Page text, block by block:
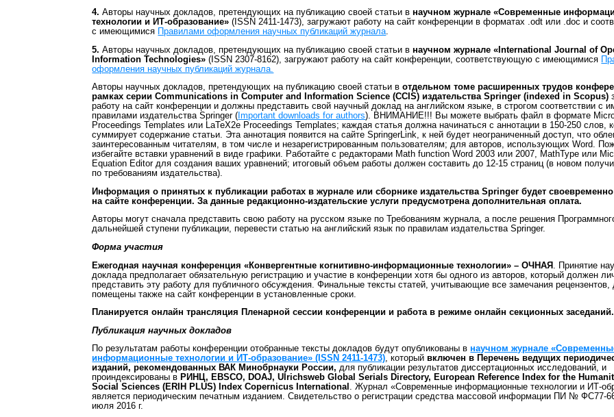
4. Авторы научных докладов, претендующих на публикацию своей статьи внаучном журнале «Современные
технологии и ИТ-образование» (ISSN 2411-1473), загружают работу на сайт конференции в форматах .odt или .doc и
с имеющимися
Правилами оформления научных публикаций журнала.
5.Авторы научных докладов, претендующих на публикацию своей статьи внаучном журнале «International Journal of
Information Technologies»(ISSN 2307-8162), загружают работу на сайт конференции, соответствующую с имеющимися
оформления научных публикаций журнала.
Авторы научных докладов, претендующих на публикацию своей статьи вотдельном томе расширенных трудов
рамках серии Communications in Computer and Information Science (CCIS) издательства Springer (indexed in Scopus)
работу на сайт конференции и должны представить свой научный доклад на английском языке, в строгом соответствии с
правилами издательства Springer ( Important downloads for authors). ВНИМАНИЕ!!! Вы можете выбрать файл в формате
Proceedings Templates или LaTeX2e Proceedings Templates; каждая статья должна начинаться с аннотации в 150-250 слов,
суммирует содержание статьи. Эта аннотация появится на сайте SpringerLink, к ней будет неограниченный доступ, что
заинтересованным читателям, в том числе и незарегистрированным пользователям; для авторов, использующих Word.
избегайте вставки уравнений в виде графики. Работайте с редакторами Math function Word 2003 или 2007, MathType или
Equation Editor для создания ваших уравнений; итоговый объем работы должен составить до 12-15 страниц (в новом
по требованиям издательства).
Информация о принятых к публикации работах в журнале или сборнике издательства Springer будет
на сайте конференции. За данные редакционно-издательские услуги предусмотрена дополнительная оплата.
Авторы могут сначала представить свою работу на русском языке по Требованиям журнала, а после решения
дальнейшей ступени публикации, перевести статью на английский язык по правилам издательства Springer.
Форма участия
Ежегодная научная конференция «Конвергентные когнитивно-информационные технологии» – ОЧНАЯ
. Принятие
доклада предполагает обязательную регистрацию и участие в конференции хотя бы одного из авторов, который должен
представить эту работу для публичного обсуждения. Финальные тексты статей, учитывающие все замечания
помещены также на сайт конференции в установленные сроки.
Планируется онлайн трансляция Пленарной сессии конференции и работа в режиме онлайн секционных заседаний.
Публикация научных докладов
По результатам работы конференции отобранные тексты докладов будут опубликованы внаучном журнале
информационные технологии и ИТ-образование» (ISSN 2411-1473), которыйвключен в Перечень ведущих
изданий, рекомендованных ВАК Минобрнауки России,для публикации результатов диссертационных исследований, и
проиндексированы в РИНЦ, EBSCO, DOAJ, Ulrichsweb Global Serials Directory, European Reference Index for the
Social Sciences (ERIH PLUS) Index Copernicus International . Журнал «Современные информационные технологии и ИТ-
является периодическим печатным изданием. Свидетельство о регистрации средства массовой информации ПИ № ФС77-
июля 2016 г.